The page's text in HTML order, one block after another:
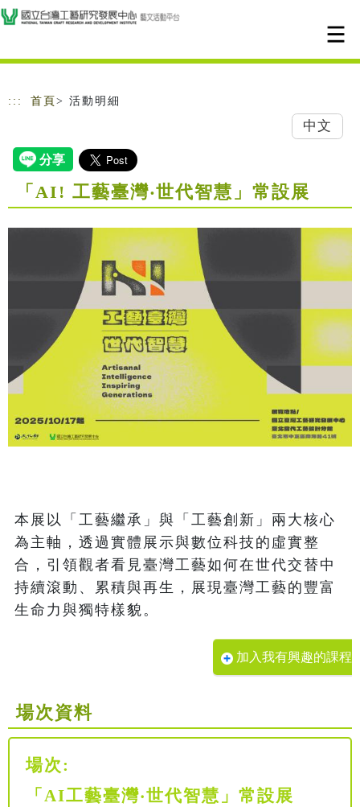
跳到主要內容
網站導覽
::: 首頁 > 活動明細
中文
「AI! 工藝臺灣‧世代智慧」常設展
本展以「工藝繼承」與「工藝創新」兩大核心
為主軸，透過實體展示與數位科技的虛實整
合，引領觀者看見臺灣工藝如何在世代交替中
持續滾動、累積與再生，展現臺灣工藝的豐富
加入我有興趣的課程
場次資料
場次:
「AI工藝臺灣‧世代智慧」常設展